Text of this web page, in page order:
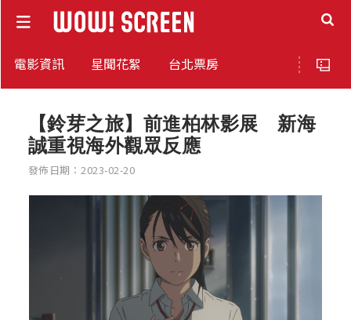
電影資訊 星聞花絮 台北票房
【鈴芽之旅】前進柏林影展 新海
誠重視海外觀眾反應
發佈日期：2023-02-20